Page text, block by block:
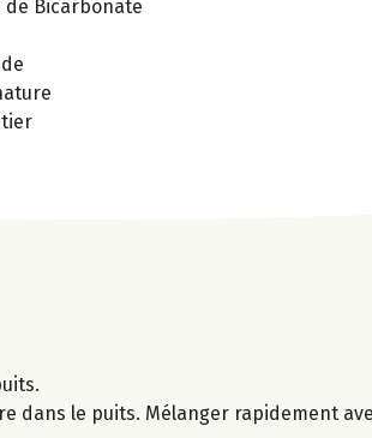
de Bicarbonate
dans le puits. Mélanger rapidement